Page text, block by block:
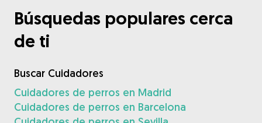
Búsquedas populares cerca
de ti
Buscar Cuidadores
Cuidadores de perros en Madrid
Cuidadores de perros en Barcelona